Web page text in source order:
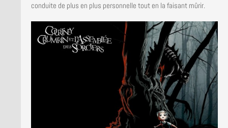
conduite de plus en plus personnelle tout en la faisant mûrir.